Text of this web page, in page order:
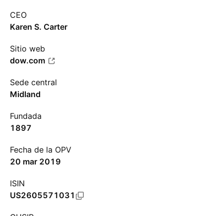
CEO
Karen S. Carter
Sitio web
dow.com
Sede central
Midland
Fundada
1897
Fecha de la OPV
20 mar 2019
ISIN
US2605571031